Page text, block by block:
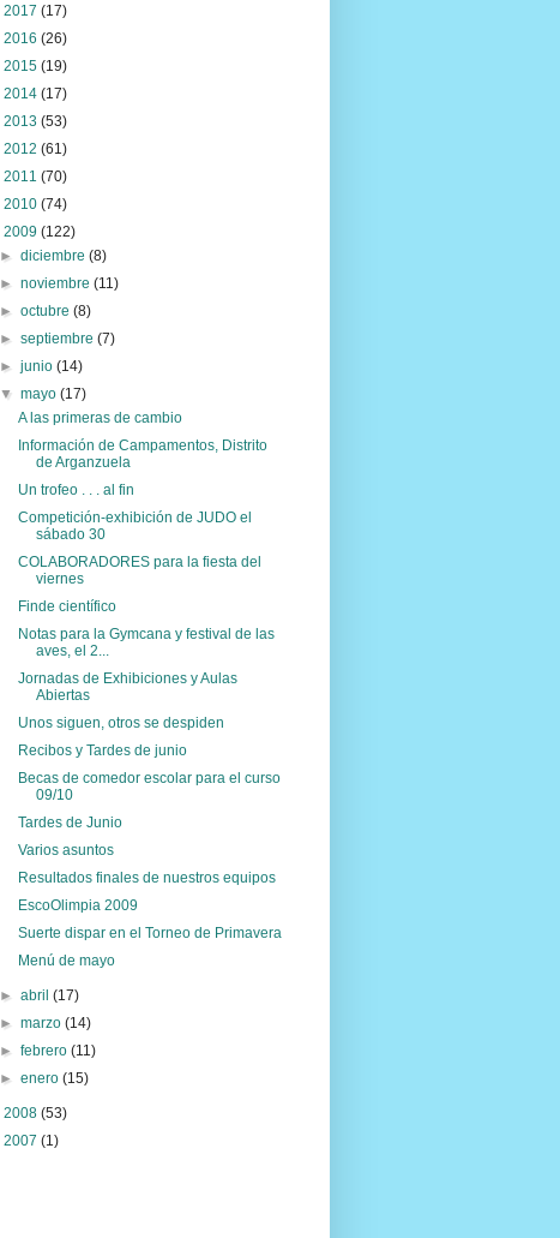
2017 (17)
2016 (26)
2015 (19)
2014 (17)
2013 (53)
2012 (61)
2011 (70)
2010 (74)
2009 (122)
►diciembre(8)
►noviembre(11)
►octubre(8)
►septiembre(7)
►junio(14)
▼mayo(17)
A las primeras de cambio
Información de Campamentos, Distrito
de Arganzuela
Un trofeo . . . al fin
Competición-exhibición de JUDO el
sábado 30
COLABORADORES para la fiesta del
viernes
Finde científico
Notas para la Gymcana y festival de las
aves, el 2...
Jornadas de Exhibiciones y Aulas
Abiertas
Unos siguen, otros se despiden
Recibos y Tardes de junio
Becas de comedor escolar para el curso
09/10
Tardes de Junio
Varios asuntos
Resultados finales de nuestros equipos
EscoOlimpia 2009
Suerte dispar en el Torneo de Primavera
Menú de mayo
►abril(17)
►marzo(14)
►febrero(11)
►enero(15)
2008 (53)
2007 (1)